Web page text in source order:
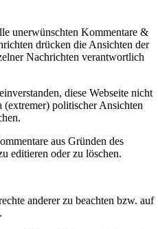
unerwünschten Kommentare &
drücken die Ansichten der
Nachrichten verantwortlich
diese Webseite nicht
politischer Ansichten
aus Gründen des
editieren oder zu löschen.
anderer zu beachten bzw. auf